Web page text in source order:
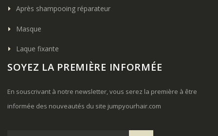
Après shampooing réparateur
Masque
Laque fixante
SOYEZ LA PREMIÈRE INFORMÉE
En souscrivant à notre newsletter, vous serez la première à être
informée des nouveautés du site jumpyourhair.com